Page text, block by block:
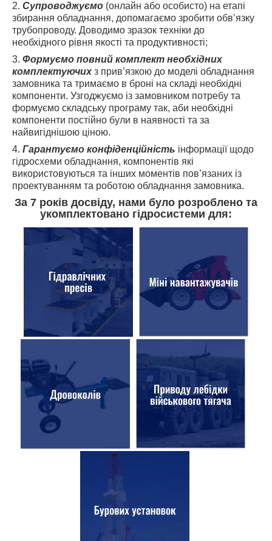
2. Супроводжуємо (онлайн або особисто) на етапі
збирання обладнання, допомагаємо зробити обв’язку
трубопроводу. Доводимо зразок техніки до
необхідного рівня якості та продуктивності;
3. Формуємо повний комплект необхідних
комплектуючих з прив’язкою до моделі обладнання
замовника та тримаємо в броні на складі необхідні
компоненти. Узгоджуємо із замовником потребу та
формуємо складську програму так, аби необхідні
компоненти постійно були в наявності та за
найвигіднішою ціною.
4. Гарантуємо конфіденційність інформації щодо
гідросхеми обладнання, компонентів які
використовуються та інших моментів пов’язаних із
проектуванням та роботою обладнання замовника.
За 7 років досвіду, нами було розроблено та
укомплектовано гідросистеми для: